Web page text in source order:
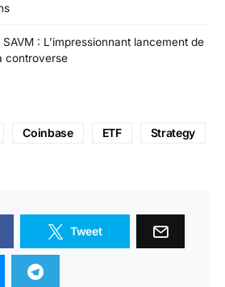
: L’impressionnant lancement de
controverse
Coinbase ETF Strategy
Tweet